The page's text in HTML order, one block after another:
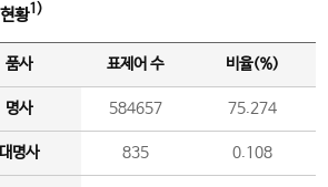
황1)
품사 표제어 수 비율(%)
명사 584657 75.274
명사 835 0.108